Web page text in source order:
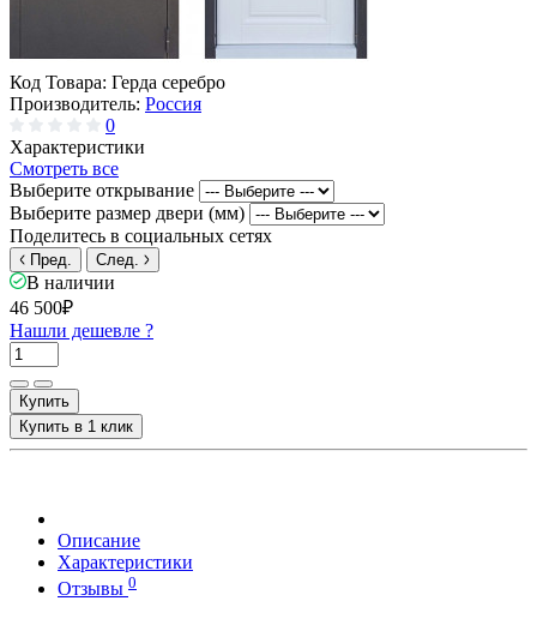
Код Товара: Герда серебро
Производитель: Россия
0
Характеристики
Смотреть все
Выберите открывание
Выберите размер двери (мм)
Поделитесь в социальных сетях
Пред. След.
В наличии
46 500₽
Нашли дешевле ?
Купить
Купить в 1 клик
Описание
Характеристики
Отзывы 0